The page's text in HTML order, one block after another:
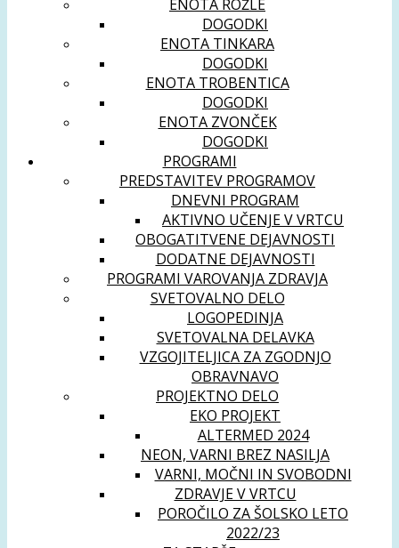
ENOTA ROŽLE
DOGODKI
ENOTA TINKARA
DOGODKI
ENOTA TROBENTICA
DOGODKI
ENOTA ZVONČEK
DOGODKI
PROGRAMI
PREDSTAVITEV PROGRAMOV
DNEVNI PROGRAM
AKTIVNO UČENJE V VRTCU
OBOGATITVENE DEJAVNOSTI
DODATNE DEJAVNOSTI
PROGRAMI VAROVANJA ZDRAVJA
SVETOVALNO DELO
LOGOPEDINJA
SVETOVALNA DELAVKA
VZGOJITELJICA ZA ZGODNJO
OBRAVNAVO
PROJEKTNO DELO
EKO PROJEKT
ALTERMED 2024
NEON, VARNI BREZ NASILJA
VARNI, MOČNI IN SVOBODNI
ZDRAVJE V VRTCU
POROČILO ZA ŠOLSKO LETO
2022/23